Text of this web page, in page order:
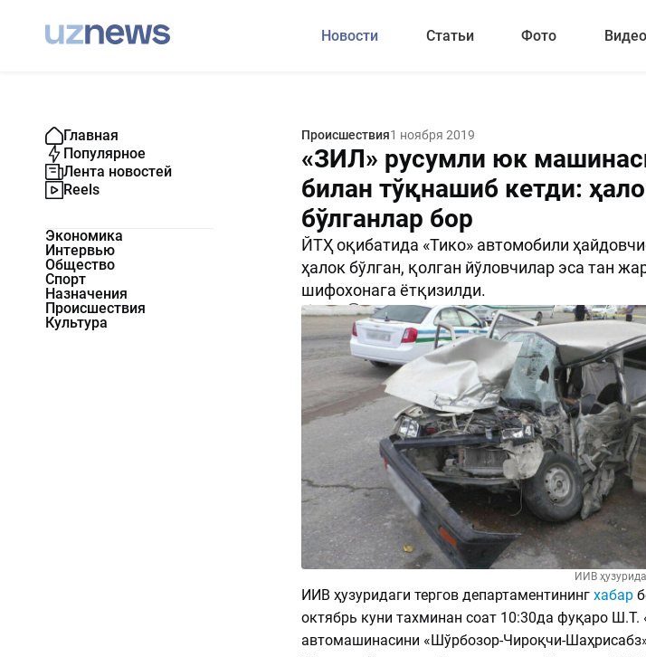
Новости Статьи Фото Видео
Главная
Популярное
Лента новостей
Reels
Экономика
Интервью
Общество
Спорт
Назначения
Происшествия
Культура
Происшествия1 ноября 2019
«ЗИЛ» русумли юк
билан тўқнашиб кетди:
бўлганлар бор
ЙТҲ оқибатида «Тико» автомобили
ҳалок бўлган, қолган йўловчилар эса тан
шифохонага ётқизилди.
2741 0
ИИВ
ИИВ ҳузуридаги тергов департаментининг хабар
октябрь куни тахминан соат 10:30да фуқаро Ш.Т.
автомашинасини «Шўрбозор-Чироқчи-